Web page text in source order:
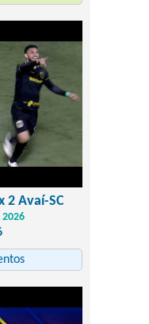
2 Avaí-SC
2026